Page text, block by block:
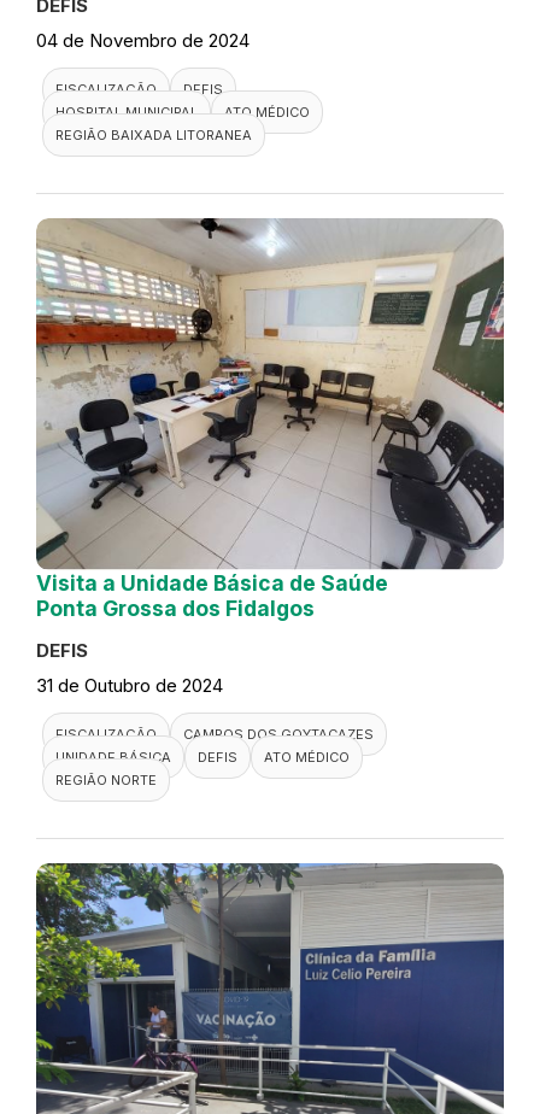
DEFIS
04 de Novembro de 2024
FISCALIZAÇÃO
DEFIS
HOSPITAL MUNICIPAL
ATO MÉDICO
REGIÃO BAIXADA LITORANEA
Visita a Unidade Básica de Saúde
Ponta Grossa dos Fidalgos
DEFIS
31 de Outubro de 2024
FISCALIZAÇÃO
CAMPOS DOS GOYTACAZES
UNIDADE BÁSICA
DEFIS
ATO MÉDICO
REGIÃO NORTE